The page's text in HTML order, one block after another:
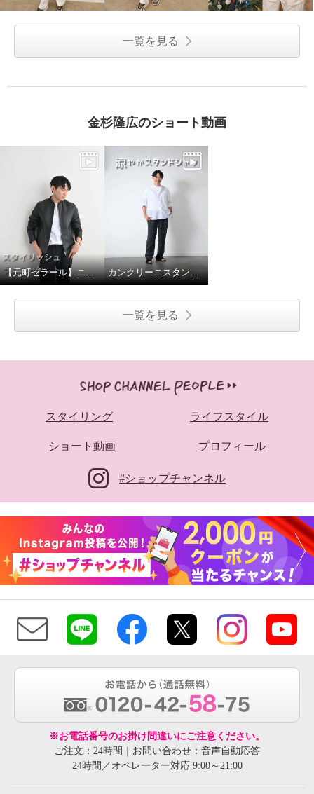
一覧を見る
金杉隆広のショート動画
【元町ゼラール】ニュージーランドラムスタンドジャケット カンクリーニスタンドカラーシャツ
一覧を見る
スタイリング ライフスタイル
ショート動画 プロフィール
#ショップチャンネル
※お電話番号のお掛け間違いにご注意ください。
ご注文：24時間｜お問い合わせ：音声自動応答
24時間／オペレーター対応 9:00～21:00